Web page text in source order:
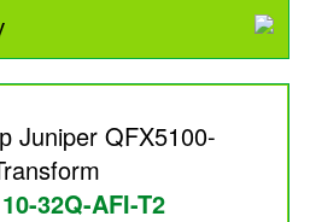
Juniper QFX5100-
32Q-AFI-T2